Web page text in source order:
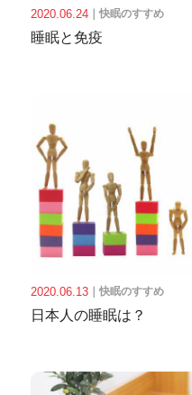
2020.06.24｜ 快眠のすすめ
睡眠と免疫
2020.06.13｜ 快眠のすすめ
日本人の睡眠は？